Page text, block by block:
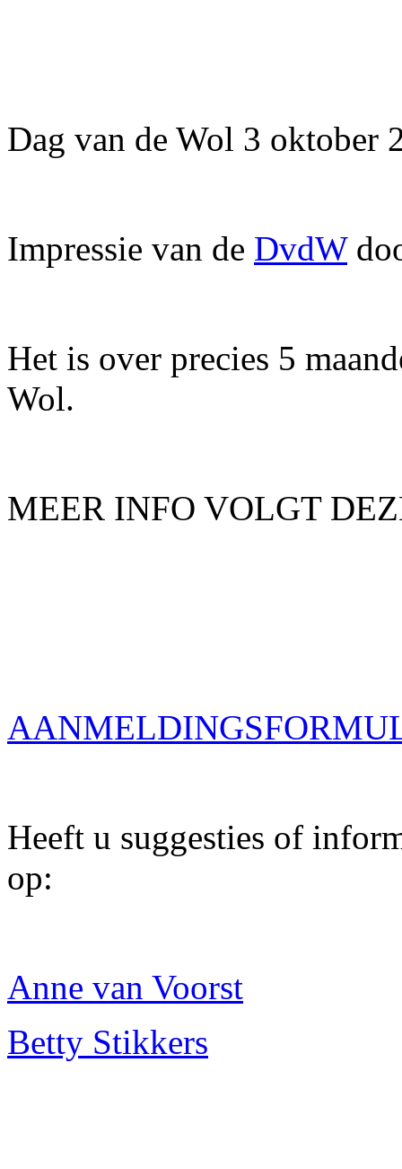
Dag van de Wol 3 oktober
Impressie van de DvdW
Het is over precies 5
Wol.
MEER INFO VOLGT
Heeft u suggesties of
op:
Anne van Voorst
Betty Stikkers